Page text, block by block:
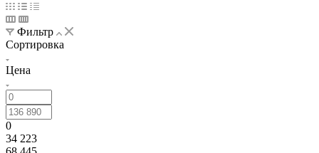
Фильтр
Сортировка
Цена
0
34 223